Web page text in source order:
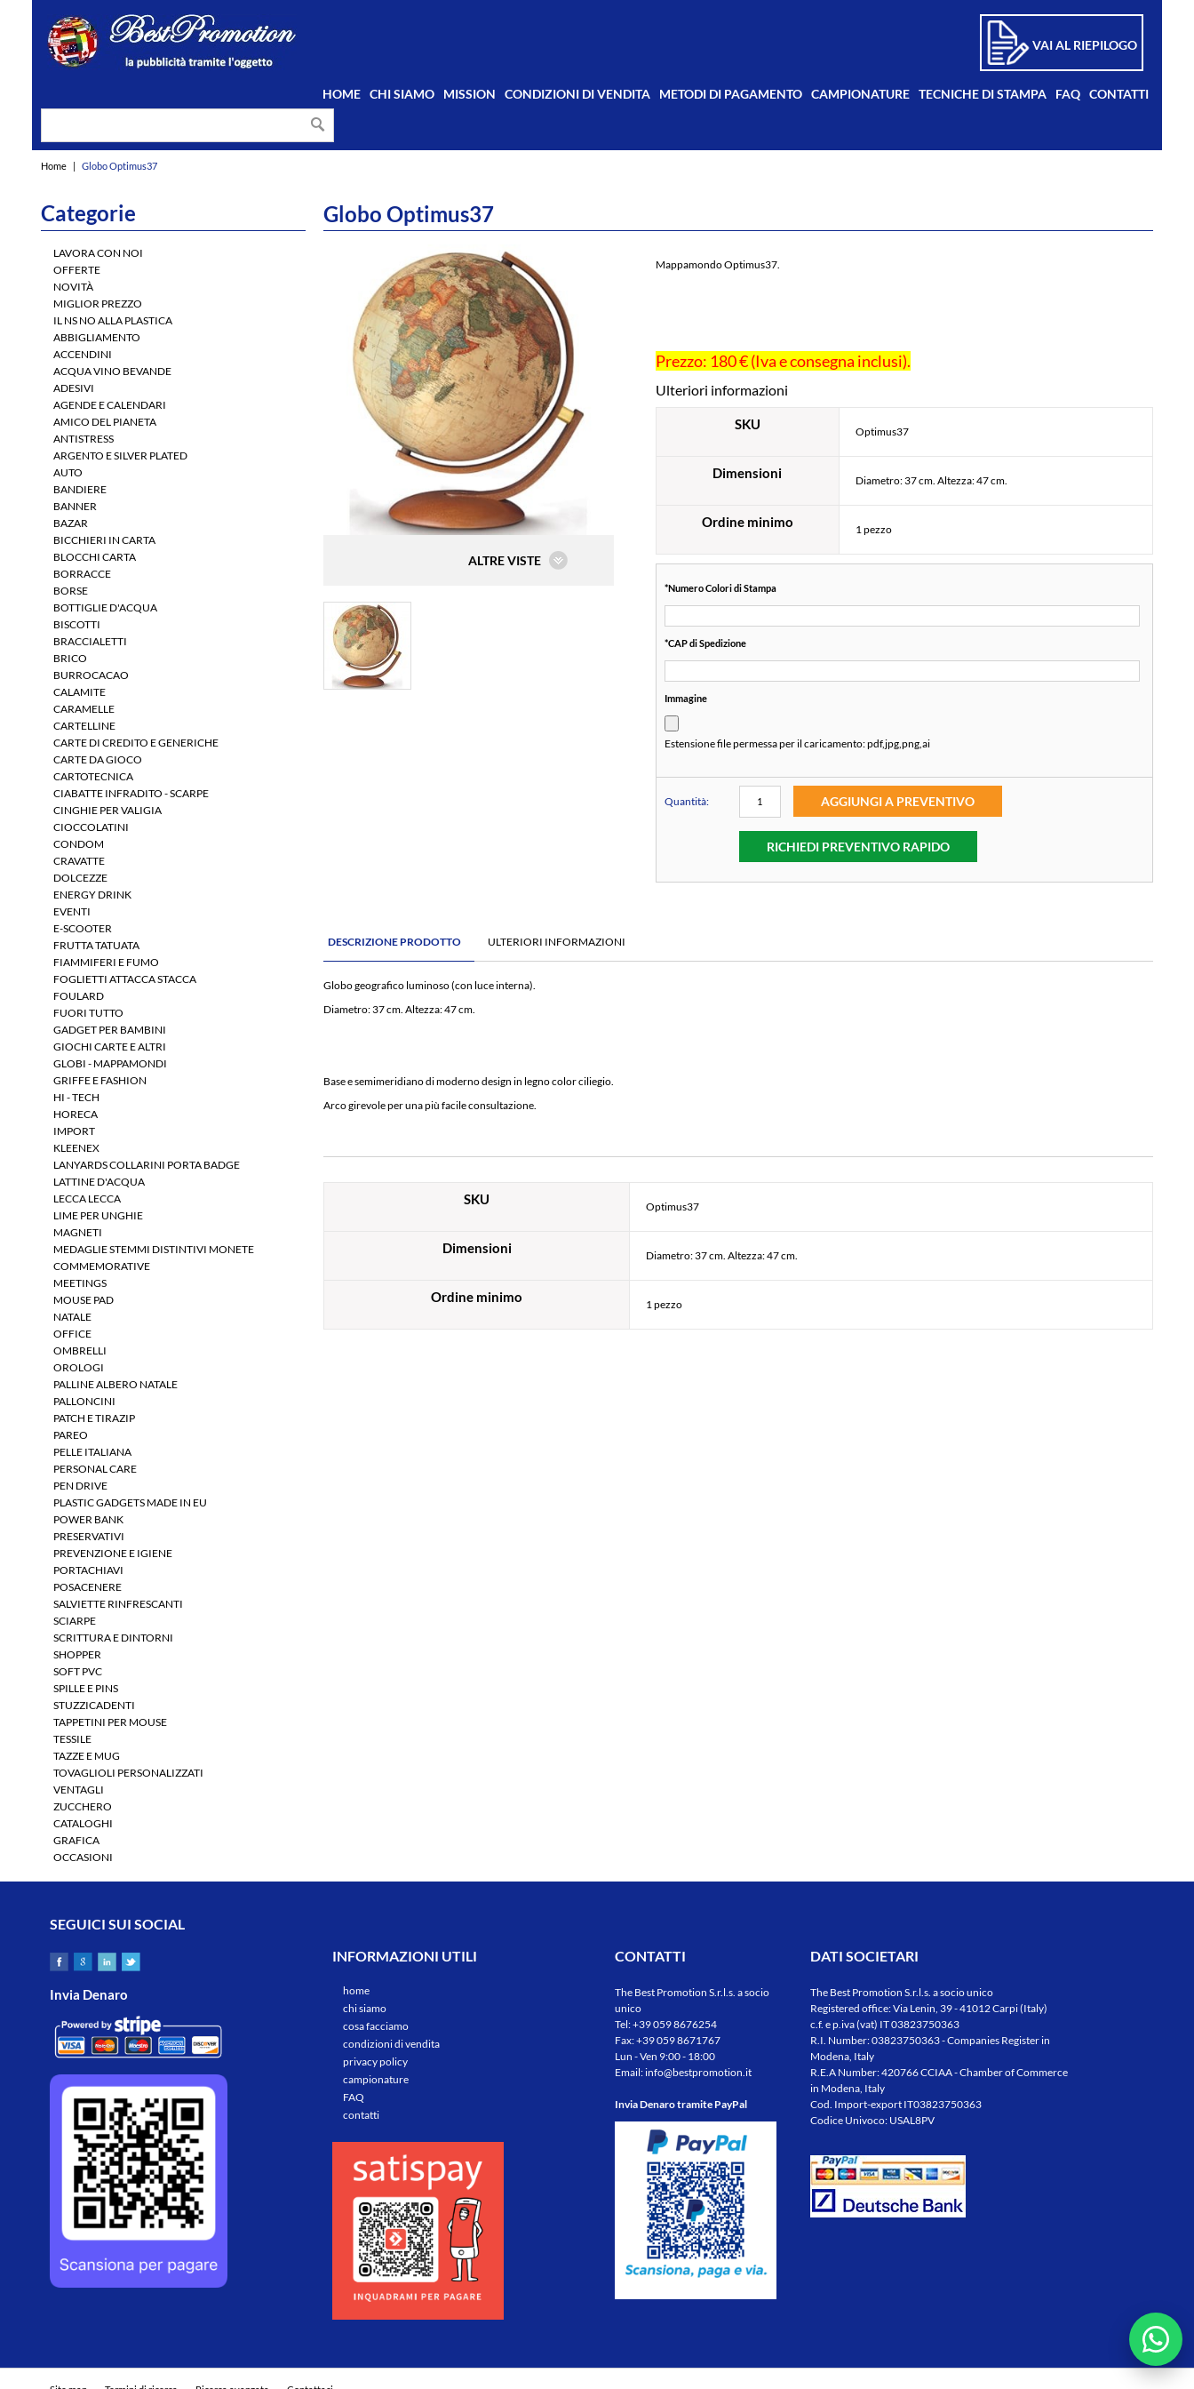
VAI AL RIEPILOGO
HOME CHI SIAMO MISSION CONDIZIONI DI VENDITA METODI DI PAGAMENTO CAMPIONATURE TECNICHE DI STAMPA FAQ CONTATTI
Home | Globo Optimus37
Globo Optimus37
ALTRE VISTE
Mappamondo Optimus37.
Prezzo: 180 € (Iva e consegna inclusi).
Ulteriori informazioni
SKU Optimus37
Dimensioni Diametro: 37 cm. Altezza: 47 cm.
Ordine minimo 1 pezzo
*Numero Colori di Stampa
*CAP di Spedizione
Immagine
Estensione file permessa per il caricamento:pdf,jpg,png,ai
Quantità: AGGIUNGI A PREVENTIVO
RICHIEDI PREVENTIVO RAPIDO
DESCRIZIONE PRODOTTO ULTERIORI INFORMAZIONI
Globo geografico luminoso (con luce interna).
Diametro: 37 cm. Altezza: 47 cm.
Base e semimeridiano di moderno design in legno color ciliegio.
Arco girevole per una più facile consultazione.
SKU Optimus37
Dimensioni Diametro: 37 cm. Altezza: 47 cm.
Ordine minimo 1 pezzo
Categorie
LAVORA CON NOI
OFFERTE
NOVITÀ
MIGLIOR PREZZO
IL NS NO ALLA PLASTICA
ABBIGLIAMENTO
ACCENDINI
ACQUA VINO BEVANDE
ADESIVI
AGENDE E CALENDARI
AMICO DEL PIANETA
ANTISTRESS
ARGENTO E SILVER PLATED
AUTO
BANDIERE
BANNER
BAZAR
BICCHIERI IN CARTA
BLOCCHI CARTA
BORRACCE
BORSE
BOTTIGLIE D'ACQUA
BISCOTTI
BRACCIALETTI
BRICO
BURROCACAO
CALAMITE
CARAMELLE
CARTELLINE
CARTE DI CREDITO E GENERICHE
CARTE DA GIOCO
CARTOTECNICA
CIABATTE INFRADITO - SCARPE
CINGHIE PER VALIGIA
CIOCCOLATINI
CONDOM
CRAVATTE
DOLCEZZE
ENERGY DRINK
EVENTI
E-SCOOTER
FRUTTA TATUATA
FIAMMIFERI E FUMO
FOGLIETTI ATTACCA STACCA
FOULARD
FUORI TUTTO
GADGET PER BAMBINI
GIOCHI CARTE E ALTRI
GLOBI - MAPPAMONDI
GRIFFE E FASHION
HI - TECH
HORECA
IMPORT
KLEENEX
LANYARDS COLLARINI PORTA BADGE
LATTINE D'ACQUA
LECCA LECCA
LIME PER UNGHIE
MAGNETI
MEDAGLIE STEMMI DISTINTIVI MONETE
COMMEMORATIVE
MEETINGS
MOUSE PAD
NATALE
OFFICE
OMBRELLI
OROLOGI
PALLINE ALBERO NATALE
PALLONCINI
PATCH E TIRAZIP
PAREO
PELLE ITALIANA
PERSONAL CARE
PEN DRIVE
PLASTIC GADGETS MADE IN EU
POWER BANK
PRESERVATIVI
PREVENZIONE E IGIENE
PORTACHIAVI
POSACENERE
SALVIETTE RINFRESCANTI
SCIARPE
SCRITTURA E DINTORNI
SHOPPER
SOFT PVC
SPILLE E PINS
STUZZICADENTI
TAPPETINI PER MOUSE
TESSILE
TAZZE E MUG
TOVAGLIOLI PERSONALIZZATI
VENTAGLI
ZUCCHERO
CATALOGHI
GRAFICA
OCCASIONI
SEGUICI SUI SOCIAL
Invia Denaro
INFORMAZIONI UTILI
home
chi siamo
cosa facciamo
condizioni di vendita
privacy policy
campionature
FAQ
contatti
CONTATTI
The Best Promotion S.r.l.s. a socio
unico
Tel:+39 059 8676254
Fax: +39 059 8671767
Lun - Ven 9:00 - 18:00
Email:info@bestpromotion.it
Invia Denaro tramite PayPal
DATI SOCIETARI
The Best Promotion S.r.l.s. a socio unico
Registered office: Via Lenin, 39 - 41012 Carpi (Italy)
c.f. e p.iva (vat) IT 03823750363
R.I. Number: 03823750363 - Companies Register in
Modena, Italy
R.E.A Number: 420766 CCIAA - Chamber of Commerce
in Modena, Italy
Cod. Import-export IT03823750363
Codice Univoco: USAL8PV